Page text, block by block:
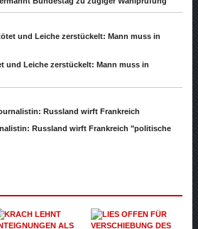
und Leiche zerstückelt: Mann muss in
Russland wirft Frankreich "politische